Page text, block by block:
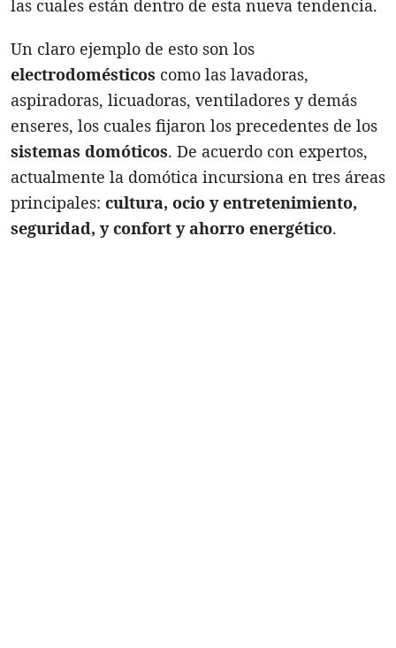
las cuales están dentro de esta nueva tendencia.
Un claro ejemplo de esto son los
electrodomésticos como las lavadoras,
aspiradoras, licuadoras, ventiladores y demás
enseres, los cuales fijaron los precedentes de los
sistemas domóticos. De acuerdo con expertos,
actualmente la domótica incursiona en tres áreas
principales: cultura, ocio y entretenimiento,
seguridad, y confort y ahorro energético.